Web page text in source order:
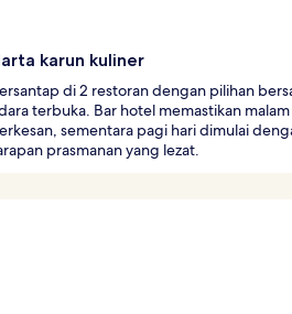
karun kuliner
di 2 restoran dengan pilihan
terbuka. Bar hotel memastikan
sementara pagi hari dimulai
prasmanan yang lezat.